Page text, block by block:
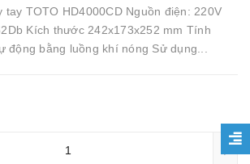
tay TOTO HD4000CD Nguồn điện: 220V
Kích thước 242x173x252 mm Tính
động bằng luồng khí nóng Sử dụng...
+